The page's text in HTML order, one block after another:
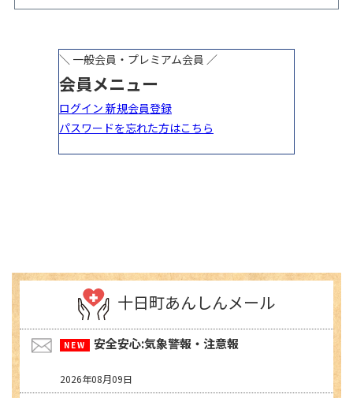
ベント開催
十日町あんしんメール
安全安心:気象警報・注意報
2026年08月09日